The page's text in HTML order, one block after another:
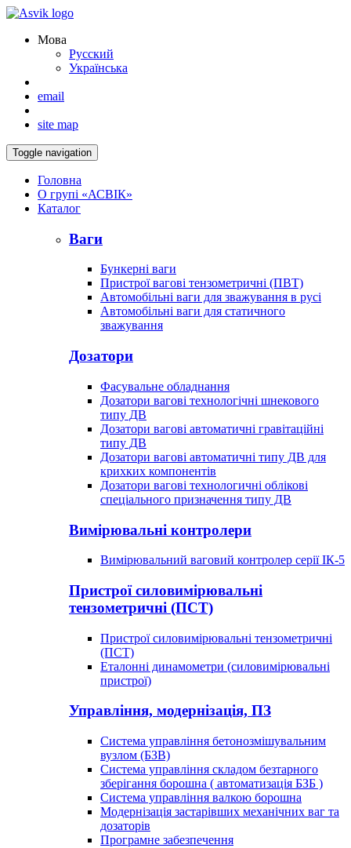
Мова
Русский
Українська
email
site map
Toggle navigation
Головна
О групі «АСВІК»
Каталог
Ваги
Бункерні ваги
Пристрої вагові тензометричні (ПВТ)
Автомобільні ваги для зважування в русі
Автомобільні ваги для статичного
зважування
Дозатори
Фасувальне обладнання
Дозатори вагові технологічні шнекового
типу ДВ
Дозатори вагові автоматичні гравітаційні
типу ДВ
Дозатори вагові автоматичні типу ДВ для
крихких компонентів
Дозатори вагові технологичні облікові
спеціального призначення типу ДВ
Вимірювальні контролери
Вимірювальний ваговий контролер серії ІК-5
Пристрої силовимірювальні
тензометричні (ПСТ)
Пристрої силовимірювальні тензометричні
(ПСТ)
Еталонні динамометри (силовимірювальні
пристрої)
Управління, модернізація, ПЗ
Система управління бетонозмішувальним
вузлом (БЗВ)
Система управління складом безтарного
зберігання борошна ( автоматизація БЗБ )
Система управління валкою борошна
Модернізація застарівших механічних ваг та
дозаторів
Програмне забезпечення